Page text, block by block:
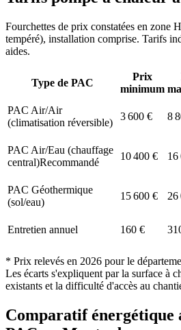
Fourchettes de prix constatées en zone
tempéré), installation comprise. Tarifs
aides.
Type de PAC
Prix
minimum
PAC Air/Air
(climatisation réversible)
3 600 € 8
PAC Air/Eau (chauffage
central)Recommandé
10 400 € 16
PAC Géothermique
(sol/eau)
15 600 € 26
Entretien annuel
160 €
* Prix relevés en 2026 pour le
Les écarts s'expliquent par la surface à
existants et la difficulté d'accès au
Comparatif énergétique